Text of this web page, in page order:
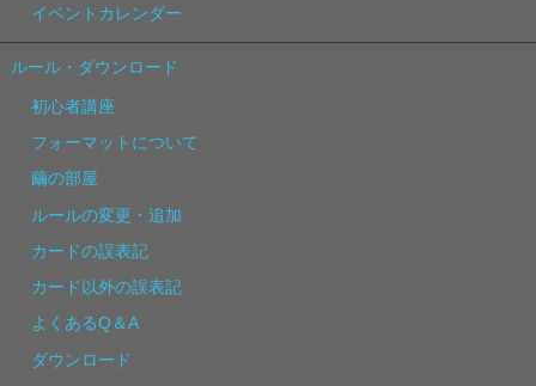
イベントカレンダー
ルール・ダウンロード
初心者講座
フォーマットについて
繭の部屋
ルールの変更・追加
カードの誤表記
カード以外の誤表記
よくあるQ＆A
ダウンロード